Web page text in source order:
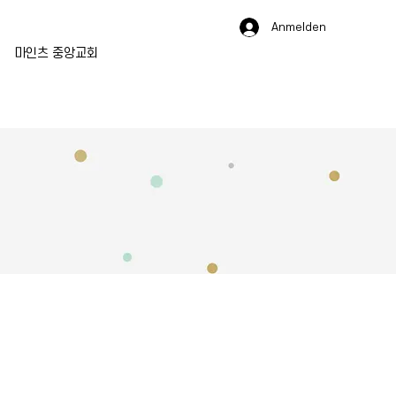
Anmelden
마인츠 중앙교회